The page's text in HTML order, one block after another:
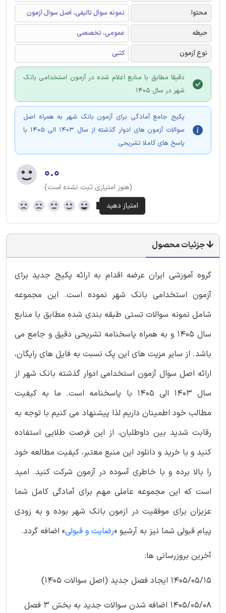
محتوا
نمونه سوال تالیفی، اصل سوال آزمون
حیطه
عمومی، تخصصی
نوع آزمون
کتبی
دقیقا مطابق با منابع اعلام شده در آزمون استخدامی بانک
شهر در سال 1405
پکیج جامع آمادگی برای آزمون بانک شهر به همراه اصل
سوالات آزمون های ادوار گذشته از سال 1403 الی 1405 با
پاسخ های کاملا تشریحی
۰.۰
(هنوز امتیازی ثبت نشده است)
جزئیات محصول
گروه آموزشی ایران عرضه اقدام به ارائه پکیج جدید برای
آزمون استخدامی بانک شهر نموده است. این مجموعه
شامل نمونه سوالات تستی طبقه بندی شده مطابق با منابع
سال 1405 و به همراه پاسخنامه تشریحی دقیق و جامع می
باشد. از سایر مزیت های این پک نسبت به فایل های رایگان،
ارائه اصل سوال آزمون استخدامی ادوار گذشته بانک شهر از
سال 1403 الی 1405 با پاسخنامه است. ما به کیفیت
مطالب خود اطمینان داریم لذا پیشنهاد می کنیم با توجه به
رقابت شدید بین داوطلبان، از این فرصت طلایی استفاده
کنید و با خرید و دانلود این منبع معتبر، کیفیت مطالعه خود
را بالا برده و با خاطری آسوده در آزمون شرکت کنید. امید
است که این مجموعه عاملی مهم برای آمادگی کامل شما
عزیزان برای موفقیت در ازمون بانک شهر بوده و به زودی
پیام قبولی شما نیز به آرشیو «رضایت و قبولی» اضافه گردد.
آخرین بروزرسانی ها:
1405/05/15 ایجاد فصل جدید (اصل سوالات 1405)
1405/05/08 اضافه شدن سوالات جدید به بخش 3 فصل